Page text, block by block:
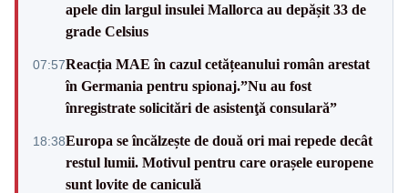
apele din largul insulei Mallorca au depășit 33 de
grade Celsius
07:57Reacția MAE în cazul cetățeanului român arestat
în Germania pentru spionaj.”Nu au fost
înregistrate solicitări de asistenţă consulară”
18:38Europa se încălzește de două ori mai repede decât
restul lumii. Motivul pentru care orașele europene
sunt lovite de caniculă